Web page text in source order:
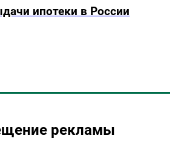
ипотеки в России
рекламы